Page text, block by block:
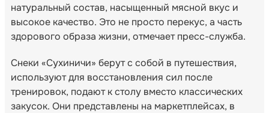
натуральный состав, насыщенный мясной вкус и
высокое качество. Это не просто перекус, а часть
здорового образа жизни, отмечает пресс-служба.
Снеки «Сухиничи» берут с собой в путешествия,
используют для восстановления сил после
тренировок, подают к столу вместо классических
закусок. Они представлены на маркетплейсах, в